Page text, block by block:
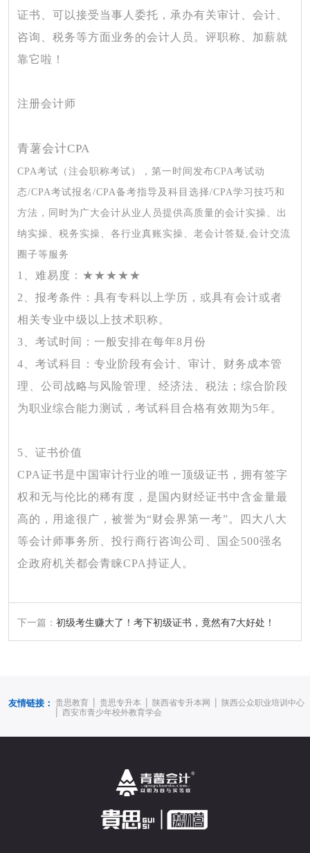
证书、可以接受当事人委托，承办有关审计、会计、
咨询、税务等方面业务的会计人员。评职称、加薪就
靠它啦！
注册会计师
青薯会计CPA
CPA考试（注会职称考试），第一时间发布CPA考试动
态/CPA考试报名/CPA备考指导及科目选择/CPA学习技巧和
方法，同时为广大会计从业人员提供高质量的会计实操、出
纳实操、税务实操、各行业真账实操、老会计答疑,会计交流
圈子等服务
1、难易度 ： ★★★★★
2、报考条件 ：具有专科以上学历，或具有会计或者
相关专业中级以上技术职称。
3、考试时间
：一般安排在每年8月份
4、考试科目
：专业阶段有会计、审计、财务成本管
理、公司战略与风险管理、经济法、税法；综合阶段
为职业综合能力测试，考试科目合格有效期为5年。
5、证书价值
CPA证书是中国审计行业的唯一顶级证书，拥有签字
权和无与伦比的稀有度，是国内财经证书中含金量最
高的，用途很广，被誉为“财会界第一考”。四大八大
等会计师事务所、投行商行咨询公司、国企500强名
企政府机关都会青睐CPA持证人。
下一篇： 初级考生赚大了！考下初级证书，竟然有7大好处！
友情链接： 贵思教育 | 贵思专升本 | 陕西省专升本网 | 陕西公众职业培训中心
| 西安市青少年校外教育学会